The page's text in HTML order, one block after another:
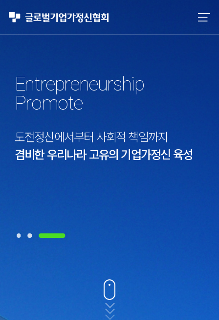
회적 책임까지
의 기업가정신 육성
회적 책임까지
정신의 보존
수 있는
보존
Entrepreneurship
Promote
도전정신에서부터 사회적 책임까지
겸비한 우리나라 고유의 기업가정신 육성
겸비한 창조적 기업가